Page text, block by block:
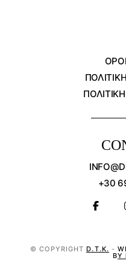
+30
© COPYRIGHTD.T.K. -
BY